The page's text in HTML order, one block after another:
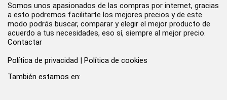
Somos unos apasionados de las compras por internet, gracias
a esto podremos facilitarte los mejores precios y de este
modo podrás buscar, comparar y elegir el mejor producto de
acuerdo a tus necesidades, eso sí, siempre al mejor precio.
Contactar
Política de privacidad | Política de cookies
También estamos en: